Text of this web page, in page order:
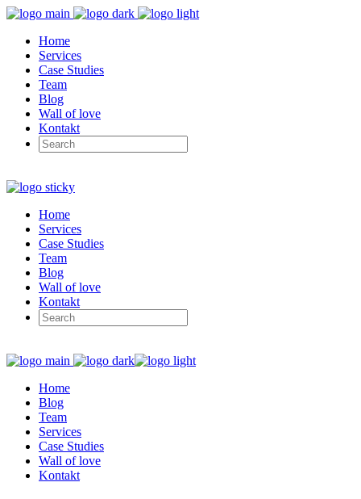
Home
Services
Case Studies
Team
Blog
Wall of love
Kontakt
Home
Services
Case Studies
Team
Blog
Wall of love
Kontakt
Home
Blog
Team
Services
Case Studies
Wall of love
Kontakt